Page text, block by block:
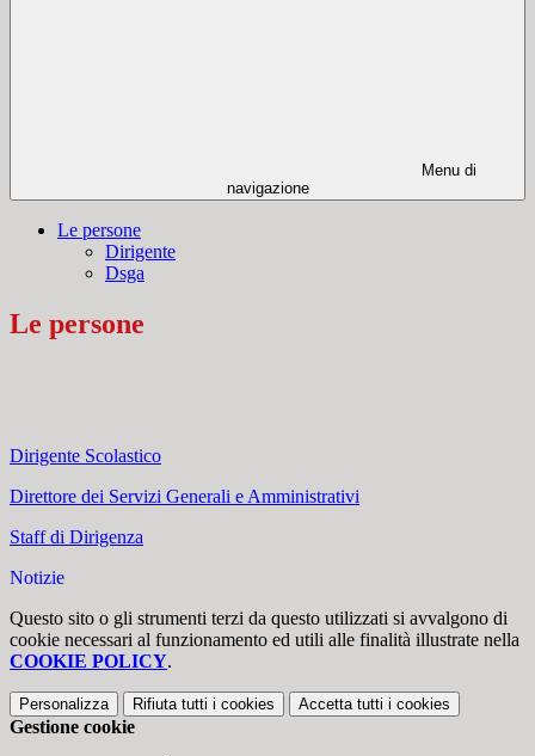
Menu di
navigazione
Le persone
Dirigente
Dsga
Le persone
Dirigente Scolastico
Direttore dei Servizi Generali e Amministrativi
Staff di Dirigenza
Notizie
Questo sito o gli strumenti terzi da questo utilizzati si avvalgono di
cookie necessari al funzionamento ed utili alle finalità illustrate nella
COOKIE POLICY.
Personalizza Rifiuta tutti i cookies Accetta tutti i cookies
Gestione cookie